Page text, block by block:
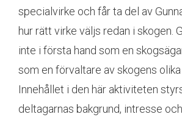
specialvirke och får ta del av
hur rätt virke väljs redan i skogen.
inte i första hand som en
som en förvaltare av skogens olika
Innehållet i den här aktiviteten
deltagarnas bakgrund, intresse